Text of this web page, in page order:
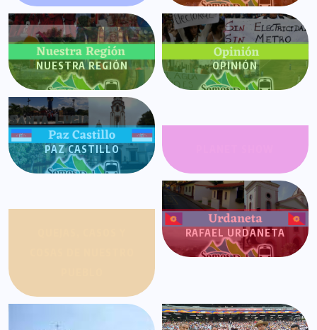
NUESTRA REGIÓN OPINIÓN
PAZ CASTILLO
RAFAEL URDANETA